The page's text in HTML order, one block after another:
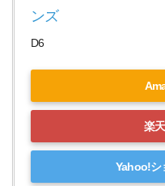
ンズ
D6
楽
Yahoo!シ